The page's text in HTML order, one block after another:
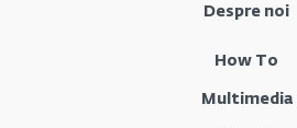
Despre noi
How To
Multimedia